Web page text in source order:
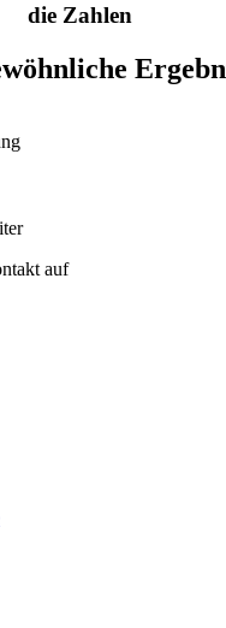
die Zahlen
auf